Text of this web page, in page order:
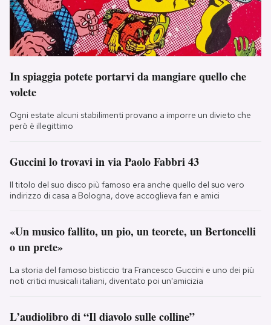
In spiaggia potete portarvi da mangiare quello che
volete
Ogni estate alcuni stabilimenti provano a imporre un divieto che
però è illegittimo
Guccini lo trovavi in via Paolo Fabbri 43
Il titolo del suo disco più famoso era anche quello del suo vero
indirizzo di casa a Bologna, dove accoglieva fan e amici
«Un musico fallito, un pio, un teorete, un Bertoncelli
o un prete»
La storia del famoso bisticcio tra Francesco Guccini e uno dei più
noti critici musicali italiani, diventato poi un'amicizia
L’audiolibro di “Il diavolo sulle colline”